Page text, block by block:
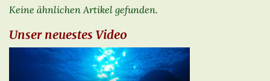
Keine ähnlichen Artikel gefunden.
Unser neuestes Video